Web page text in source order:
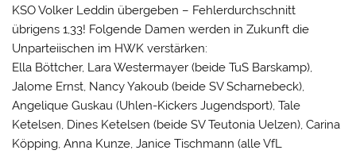
KSO Volker Leddin übergeben – Fehlerdurchschnitt
übrigens 1,33! Folgende Damen werden in Zukunft die
Unparteiischen im HWK verstärken:
Ella Böttcher, Lara Westermayer (beide TuS Barskamp),
Jalome Ernst, Nancy Yakoub (beide SV Scharnebeck),
Angelique Guskau (Uhlen-Kickers Jugendsport), Tale
Ketelsen, Dines Ketelsen (beide SV Teutonia Uelzen), Carina
Köpping, Anna Kunze, Janice Tischmann (alle VfL